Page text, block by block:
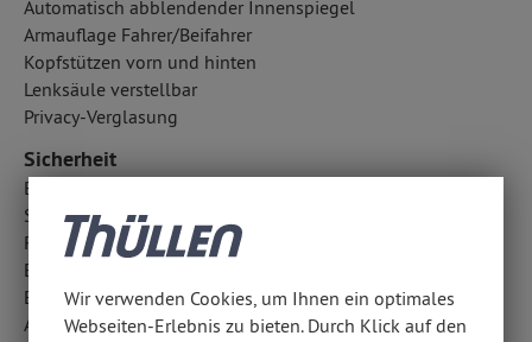
Automatisch abblendender Innenspiegel
Armauflage Fahrer/Beifahrer
Kopfstützen vorn und hinten
Lenksäule verstellbar
Privacy-Verglasung
Sicherheit
Bremsassistent
Spurhalteassistent: aktiv
Rückfahrkamera
Einparkhilfe hinten
Elektr. Stabilitätsprogramm ESP
Antiblockiersystem ABS
Wir verwenden Cookies, um Ihnen ein optimales
Webseiten-Erlebnis zu bieten. Durch Klick auf den